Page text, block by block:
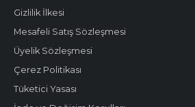
Gizlilik İlkesi
Mesafeli Satış Sözleşmesi
Üyelik Sözleşmesi
Çerez Politikası
Tüketici Yasası